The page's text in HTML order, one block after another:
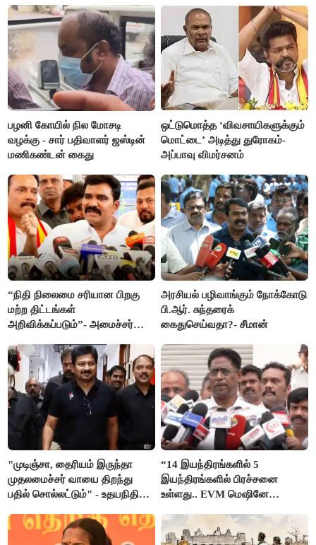
பழனி கோயில் நில மோசடி
வழக்கு - சார் பதிவாளர் ஜஸ்டின்
மணிகண்டன் கைது
ஒட்டுமொத்த ‘விவசாயிகளுக்கும்
மொட்டை’ அடித்து துரோகம்-
அப்பாவு விமர்சனம்
“நிதி நிலைமை சரியான பிறகு
மற்ற திட்டங்கள்
அறிவிக்கப்படும்”- அமைச்சர்
அரசியல் பழிவாங்கும் நோக்கோடு
பி.ஆர். சுந்தரைக்
கைதுசெய்வதா?- சீமான்
"முடிஞ்சா, தைரியம் இருந்தா
முதலமைச்சர் வாயை திறந்து
பதில் சொல்லட்டும்" - உதயநிதி
“14 இயந்திரங்களில் 5
இயந்திரங்களில் பிரச்சனை
உள்ளது.. EVM மெஷினே
இளங்கோ